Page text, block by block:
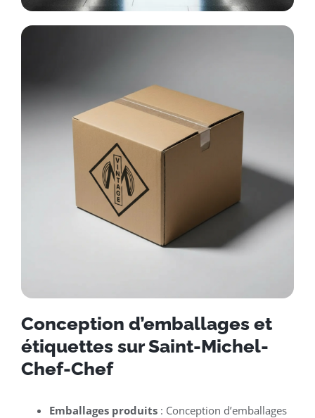
Conception d’emballages et
étiquettes sur Saint-Michel-
Chef-Chef
Emballages produits: Conception d’emballages